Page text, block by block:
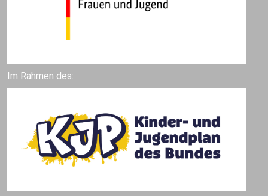
Im Rahmen des: